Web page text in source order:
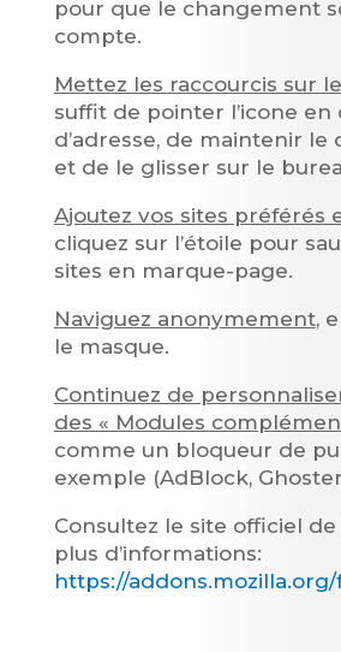
pour que le changement
compte.
Mettez les raccourcis sur
suffit de pointer l’icone en
d’adresse, de maintenir le
et de le glisser sur le
Ajoutez vos sites préférés
cliquez sur l’étoile pour
sites en marque-page.
Naviguez anonymement,
le masque.
Continuez de
des « Modules
comme un bloqueur de
exemple (AdBlock,
Consultez le site officiel
plus d’informations:
https://